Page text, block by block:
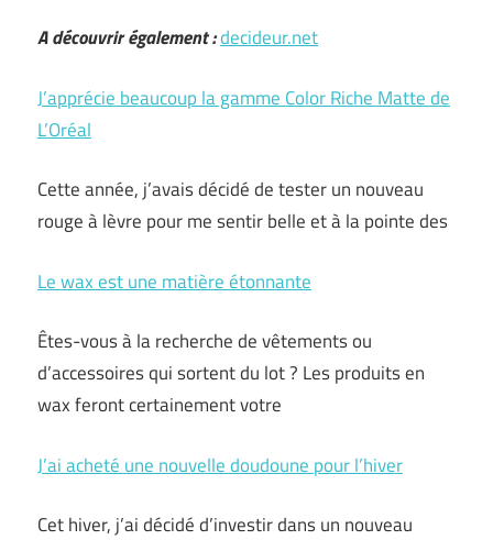
A découvrir également :decideur.net
J’apprécie beaucoup la gamme Color Riche Matte de
L’Oréal
Cette année, j’avais décidé de tester un nouveau
rouge à lèvre pour me sentir belle et à la pointe des
Le wax est une matière étonnante
Êtes-vous à la recherche de vêtements ou
d’accessoires qui sortent du lot ? Les produits en
wax feront certainement votre
J’ai acheté une nouvelle doudoune pour l’hiver
Cet hiver, j’ai décidé d’investir dans un nouveau